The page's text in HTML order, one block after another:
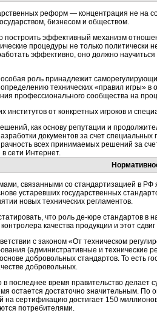
реформ — концентрация не на
бизнесом и обществом.
построить эффективный механизм
процедуры не только политически
эффективно, оно должно
роль принадлежит
определению технических «правил игры»
профессионального сообщества на
институтов от конкретных игроков и
как основу репутации и
документов за счет
всех принимаемых решений за
сети Интернет.
связанными со стандартизацией в РФ
устаревших государственных
новых технических регламентов.
что роль де-юре стандартов в
качества продукции и этот
с законом «От техническом
(административные и технические
добровольных стандартов. То есть
добровольных.
в последнее время правительство
остается достаточно значительным.
на сертификацию достигает 150
потребителями.